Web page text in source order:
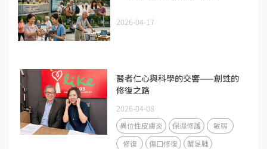
2026-04-17
醫者仁心與科學的交響——創甡的
修復之路
2026-04-08
異位性皮膚炎 保濕修護
敏弱
修復
傷口修復 蟹足腫